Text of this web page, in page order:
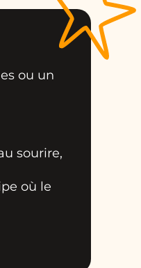
ou un
sourire,
où le